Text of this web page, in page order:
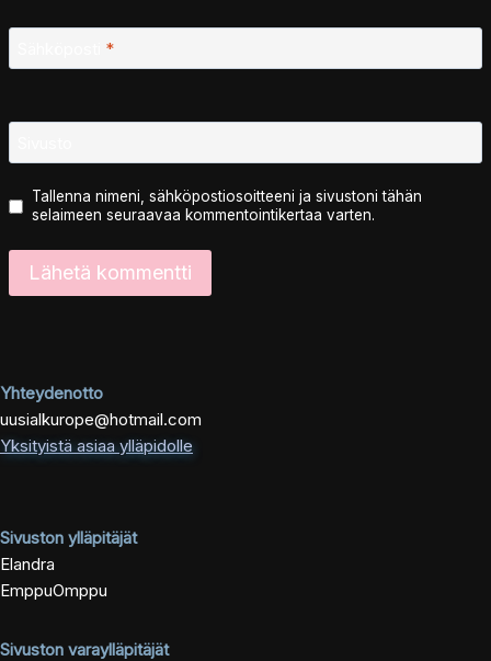
*
Tallenna nimeni, sähköpostiosoitteeni ja sivustoni tähän
selaimeen seuraavaa kommentointikertaa varten.
Yhteydenotto
uusialkurope@hotmail.com
Yksityistä asiaa ylläpidolle
Sivuston ylläpitäjät
Elandra
EmppuOmppu
Sivuston varaylläpitäjät